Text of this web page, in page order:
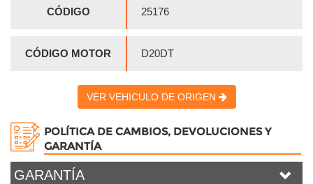
CÓDIGO 25176
CÓDIGO MOTOR D20DT
VER VEHICULO DE ORIGEN
POLÍTICA DE CAMBIOS, DEVOLUCIONES Y
GARANTÍA
GARANTÍA